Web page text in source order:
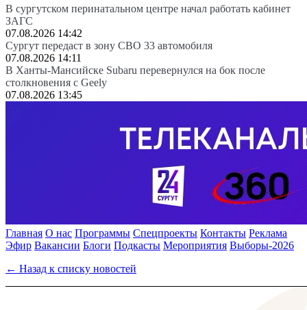
В сургутском перинатальном центре начал работать кабинет
ЗАГС
07.08.2026 14:42
Сургут передаст в зону СВО 33 автомобиля
07.08.2026 14:11
В Ханты-Мансийске Subaru перевернулся на бок после
столкновения с Geely
07.08.2026 13:45
Главная О нас Программы Спецпроекты Контакты Реклама
Эфир Вакансии Блоги Подкасты Мероприятия Выборы-2026
← Назад к списку новостей